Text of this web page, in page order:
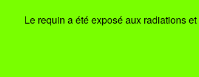
Le requin a été exposé aux radiations